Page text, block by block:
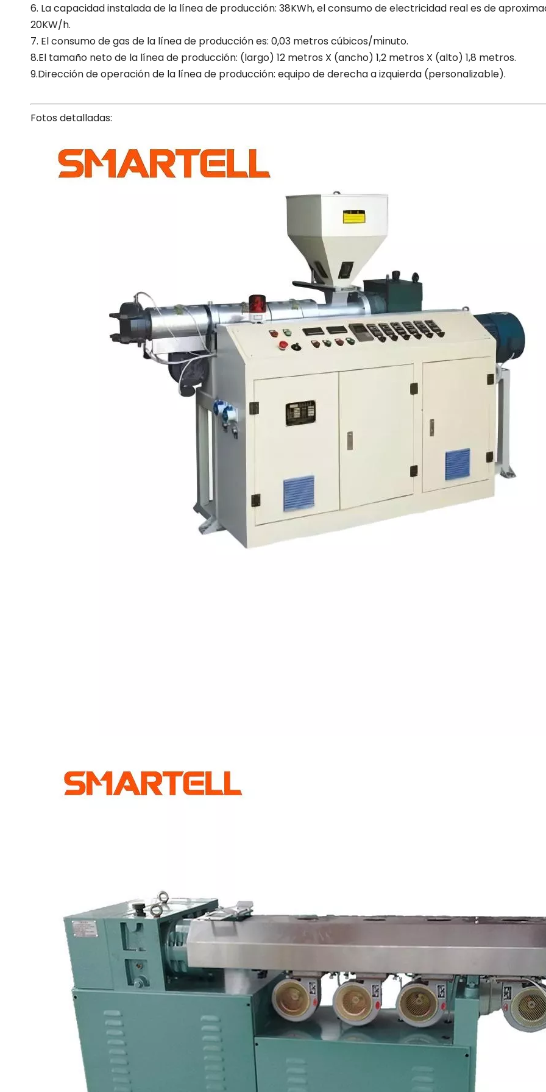
6. La capacidad instalada de la línea de producción: 38KWh, el consumo de electricidad real es de
20KW/h.
7. El consumo de gas de la línea de producción es: 0,03 metros cúbicos/minuto.
8.El tamaño neto de la línea de producción: (largo) 12 metros X (ancho) 1,2 metros X (alto) 1,8 metros.
9.Dirección de operación de la línea de producción: equipo de derecha a izquierda (personalizable).
Fotos detalladas:
intravenosos